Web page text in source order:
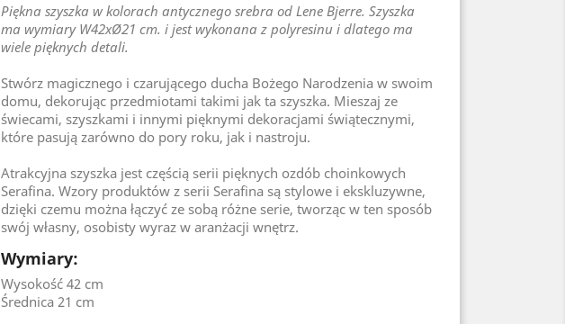
Piękna szyszka w kolorach antycznego srebra od Lene Bjerre. Szyszka
ma wymiary W42xØ21 cm. i jest wykonana z polyresinu i dlatego ma
wiele pięknych detali.
Stwórz magicznego i czarującego ducha Bożego Narodzenia w swoim
domu, dekorując przedmiotami takimi jak ta szyszka. Mieszaj ze
świecami, szyszkami i innymi pięknymi dekoracjami świątecznymi,
które pasują zarówno do pory roku, jak i nastroju.
Atrakcyjna szyszka jest częścią serii pięknych ozdób choinkowych
Serafina. Wzory produktów z serii Serafina są stylowe i ekskluzywne,
dzięki czemu można łączyć ze sobą różne serie, tworząc w ten sposób
swój własny, osobisty wyraz w aranżacji wnętrz.
Wymiary:
Wysokość 42 cm
Średnica 21 cm